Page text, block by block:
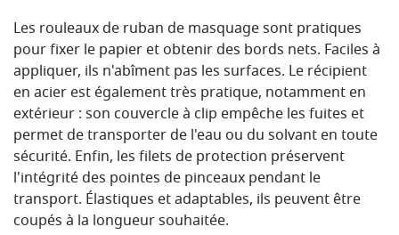
Les rouleaux de ruban de masquage sont pratiques
pour fixer le papier et obtenir des bords nets. Faciles à
appliquer, ils n'abîment pas les surfaces. Le récipient
en acier est également très pratique, notamment en
extérieur : son couvercle à clip empêche les fuites et
permet de transporter de l'eau ou du solvant en toute
sécurité. Enfin, les filets de protection préservent
l'intégrité des pointes de pinceaux pendant le
transport. Élastiques et adaptables, ils peuvent être
coupés à la longueur souhaitée.